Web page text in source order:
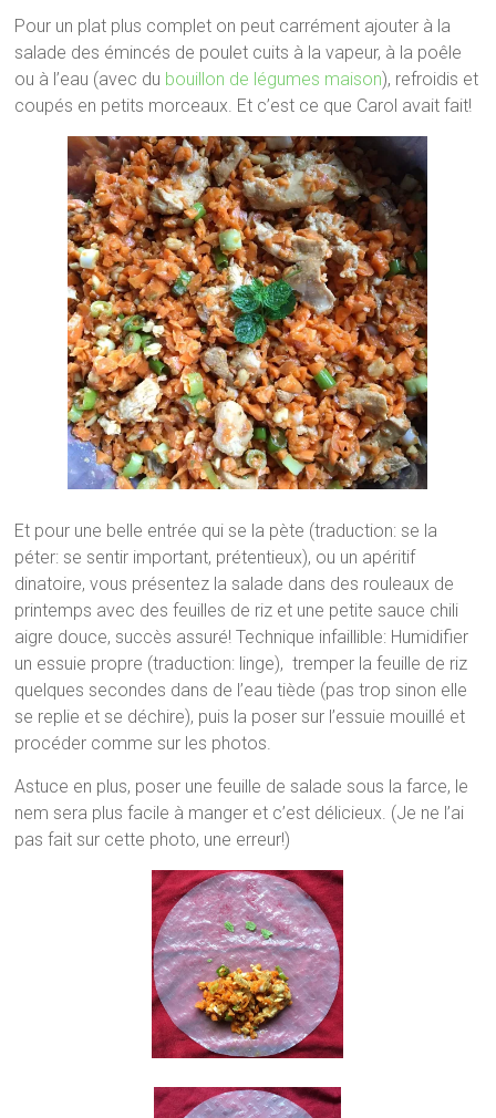
Pour un plat plus complet on peut carrément ajouter à la
salade des émincés de poulet cuits à la vapeur, à la poêle
ou à l’eau (avec du bouillon de légumes maison), refroidis et
coupés en petits morceaux. Et c’est ce que Carol avait fait!
Et pour une belle entrée qui se la pète (traduction: se la
péter: se sentir important, prétentieux), ou un apéritif
dinatoire, vous présentez la salade dans des rouleaux de
printemps avec des feuilles de riz et une petite sauce chili
aigre douce, succès assuré! Technique infaillible: Humidifier
un essuie propre (traduction: linge), tremper la feuille de riz
quelques secondes dans de l’eau tiède (pas trop sinon elle
se replie et se déchire), puis la poser sur l’essuie mouillé et
procéder comme sur les photos.
Astuce en plus, poser une feuille de salade sous la farce, le
nem sera plus facile à manger et c’est délicieux. (Je ne l’ai
pas fait sur cette photo, une erreur!)